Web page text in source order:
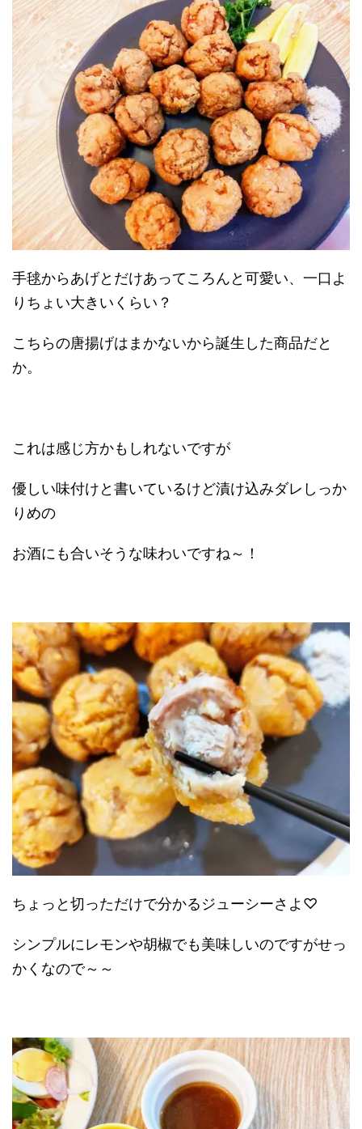
手毬からあげとだけあってころんと可愛い、一口よ
りちょい大きいくらい？
こちらの唐揚げはまかないから誕生した商品だと
か。
これは感じ方かもしれないですが
優しい味付けと書いているけど漬け込みダレしっか
りめの
お酒にも合いそうな味わいですね～！
ちょっと切っただけで分かるジューシーさよ♡
シンプルにレモンや胡椒でも美味しいのですがせっ
かくなので～～